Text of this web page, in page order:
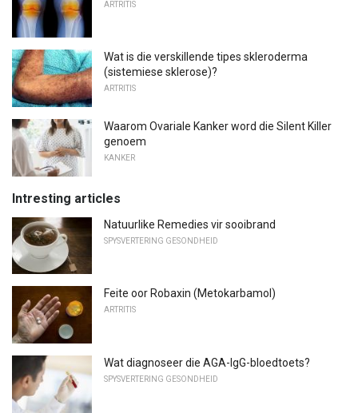
ARTRITIS
Wat is die verskillende tipes skleroderma
(sistemiese sklerose)?
ARTRITIS
Waarom Ovariale Kanker word die Silent Killer
genoem
KANKER
Intresting articles
Natuurlike Remedies vir sooibrand
SPYSVERTERING GESONDHEID
Feite oor Robaxin (Metokarbamol)
ARTRITIS
Wat diagnoseer die AGA-IgG-bloedtoets?
SPYSVERTERING GESONDHEID